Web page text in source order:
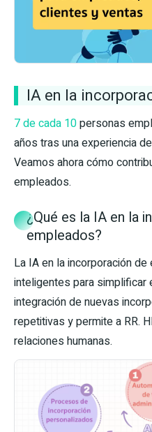
IA en la
7 de cada 10personas
años tras una experiencia
Veamos ahora cómo
empleados.
¿Qué es la IA en la
empleados?
La IA en la incorporación
inteligentes para
integración de nuevas
repetitivas y permite a RR.
relaciones humanas.